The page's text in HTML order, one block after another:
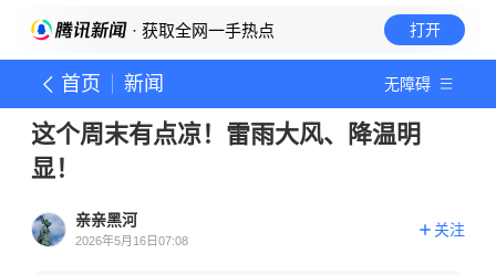
· 获取全网一手热点 打开
首页 新闻 无障碍
这个周末有点凉！雷雨大风、降温明
显！
亲亲黑河
2026年5月16日07:08
关注